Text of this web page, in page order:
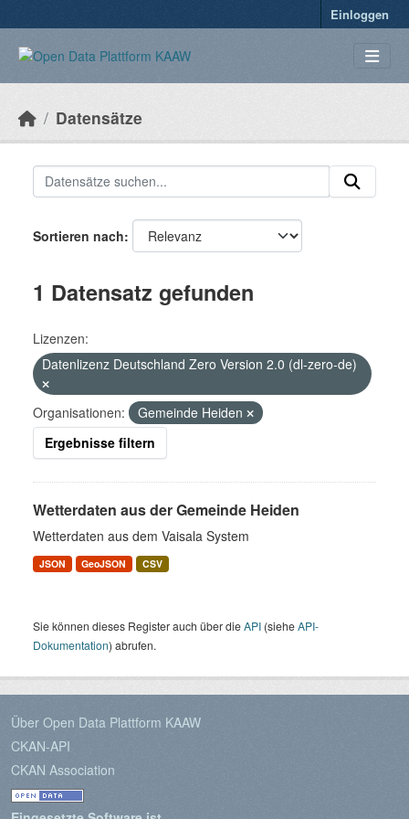
Einloggen
Datensätze
Sortieren nach
1 Datensatz gefunden
Lizenzen:
Datenlizenz Deutschland Zero Version 2.0 (dl-zero-de)
Organisationen:
Gemeinde Heiden
Ergebnisse filtern
Wetterdaten aus der Gemeinde Heiden
Wetterdaten aus dem Vaisala System
JSON GeoJSON CSV
Sie können dieses Register auch über dieAPI (sieheAPI-
Dokumentation) abrufen.
Über Open Data Plattform KAAW
CKAN-API
CKAN Association